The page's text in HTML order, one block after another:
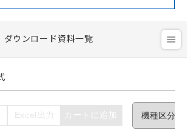
ダウンロード資料一覧
Excel出力 カートに追加